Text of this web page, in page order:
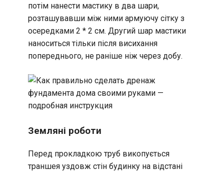
потім нанести мастику в два шари,
розташувавши між ними армуючу сітку з
осередками 2 * 2 см. Другий шар мастики
наноситься тільки після висихання
попереднього, не раніше ніж через добу.
Земляні роботи
Перед прокладкою труб викопується
траншея уздовж стін будинку на відстані